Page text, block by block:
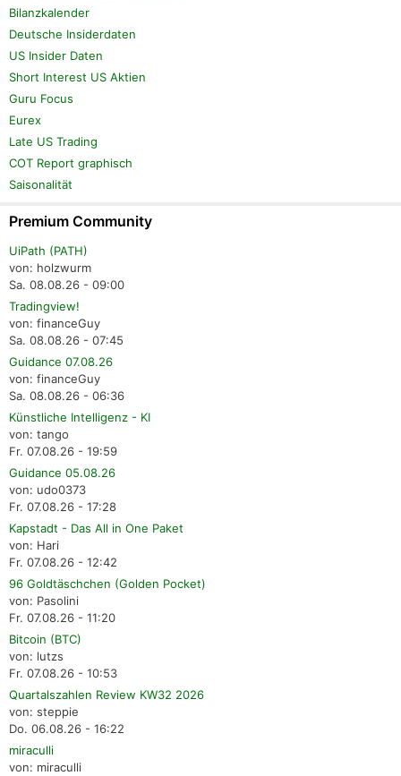
Bilanzkalender
Deutsche Insiderdaten
US Insider Daten
Short Interest US Aktien
Guru Focus
Eurex
Late US Trading
COT Report graphisch
Saisonalität
Premium Community
UiPath (PATH)
von: holzwurm
Sa. 08.08.26 - 09:00
Tradingview!
von: financeGuy
Sa. 08.08.26 - 07:45
Guidance 07.08.26
von: financeGuy
Sa. 08.08.26 - 06:36
Künstliche Intelligenz - KI
von: tango
Fr. 07.08.26 - 19:59
Guidance 05.08.26
von: udo0373
Fr. 07.08.26 - 17:28
Kapstadt - Das All in One Paket
von: Hari
Fr. 07.08.26 - 12:42
96 Goldtäschchen (Golden Pocket)
von: Pasolini
Fr. 07.08.26 - 11:20
Bitcoin (BTC)
von: lutzs
Fr. 07.08.26 - 10:53
Quartalszahlen Review KW32 2026
von: steppie
Do. 06.08.26 - 16:22
miraculli
von: miraculli